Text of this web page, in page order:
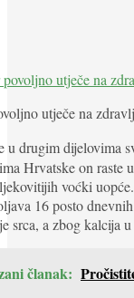
utječe na
u drugim dijelovima
Hrvatske on raste
voćki
16 posto
srca, a zbog kalcija
članak: